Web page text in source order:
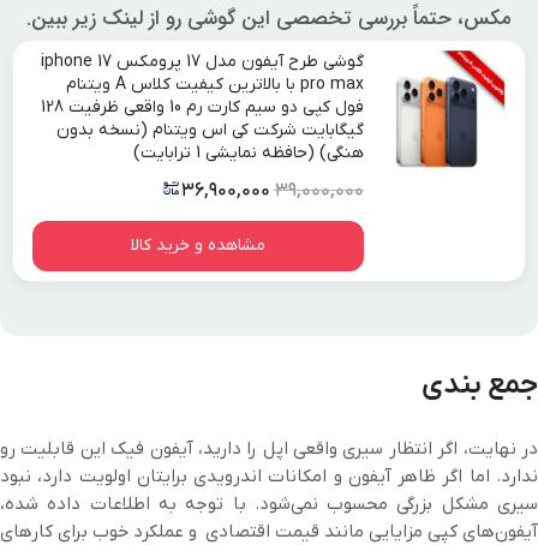
مکس، حتماً بررسی تخصصی این گوشی رو از لینک زیر ببین.
گوشی طرح آیفون مدل 17 پرومکس iphone 17
pro max با بالاترین کیفیت کلاس A ویتنام
فول کپی دو سیم کارت رم 10 واقعی ظرفیت 128
گیگابایت شرکت کی اس ویتنام (نسخه بدون
هنگی) (حافظه نمایشی 1 ترابایت)
۳۹,۰۰۰,۰۰۰ ۳۶,۹۰۰,۰۰۰
مشاهده و خرید کالا
جمع بندی
در نهایت، اگر انتظار سیری واقعی اپل را دارید، آیفون فیک این قابلیت رو
ندارد. اما اگر ظاهر آیفون و امکانات اندرویدی برایتان اولویت دارد، نبود
سیری مشکل بزرگی محسوب نمی‌شود. با توجه به اطلاعات داده شده،
آیفون‌های کپی مزایایی مانند قیمت اقتصادی و عملکرد خوب برای کارهای